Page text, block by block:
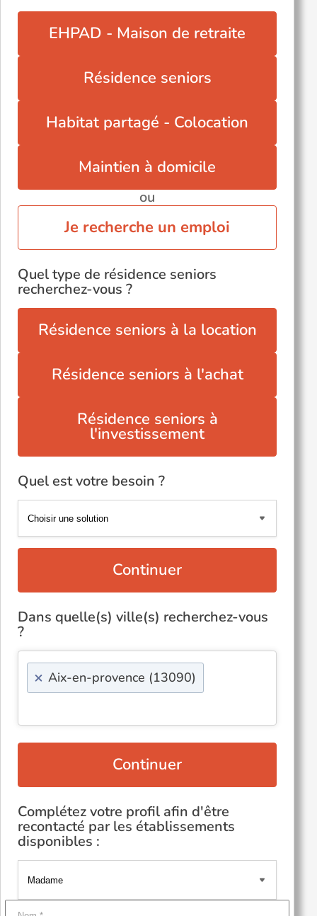
EHPAD - Maison de retraite
Résidence seniors
Habitat partagé - Colocation
Maintien à domicile
ou
Je recherche un emploi
Quel type de résidence seniors
recherchez-vous ?
Résidence seniors à la location
Résidence seniors à l'achat
Résidence seniors à
l'investissement
Quel est votre besoin ?
Continuer
Dans quelle(s) ville(s) recherchez-vous
?
× Aix-en-provence (13090)
Continuer
Complétez votre profil afin d'être
recontacté par les établissements
disponibles :